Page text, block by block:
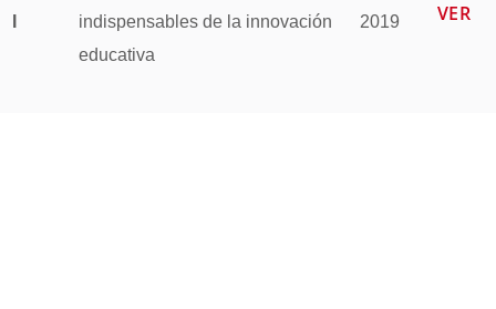
indispensables de la innovación
educativa
2019 VER